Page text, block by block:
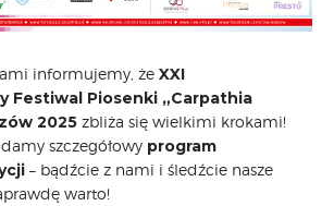
informujemy, że XXI
Festiwal Piosenki „Carpathia
2025 zbliża się wielkimi krokami!
szczegółowy program
– bądźcie z nami i śledźcie nasze
warto!